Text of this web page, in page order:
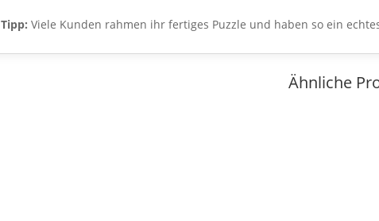
Tipp: Viele Kunden rahmen ihr fertiges Puzzle und haben so ein
Ähnliche